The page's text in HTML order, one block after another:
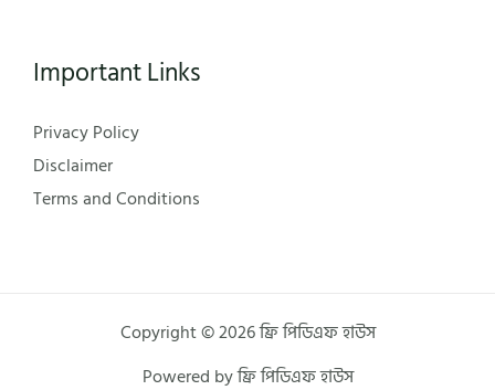
Important Links
Privacy Policy
Disclaimer
Terms and Conditions
Copyright © 2026 ফ্রি পিডিএফ হাউস
Powered by ফ্রি পিডিএফ হাউস